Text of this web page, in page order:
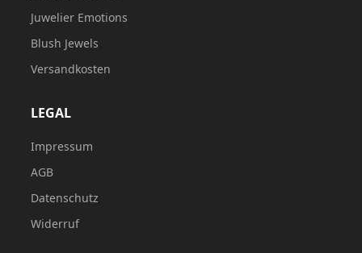
Juwelier Emotions
Blush Jewels
Versandkosten
LEGAL
Impressum
AGB
Datenschutz
Widerruf